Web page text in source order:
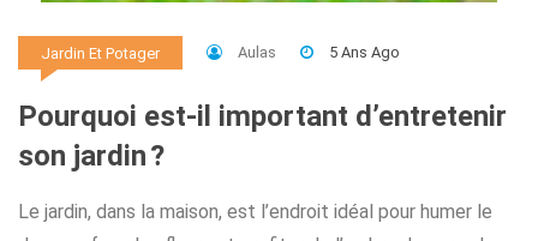
Jardin Et Potager Aulas 5 Ans Ago
Pourquoi est-il important d’entretenir
son jardin ?
Le jardin, dans la maison, est l’endroit idéal pour humer le